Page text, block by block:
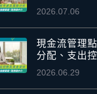
2026.07.06
現金流管理
分配、支出
2026.06.29